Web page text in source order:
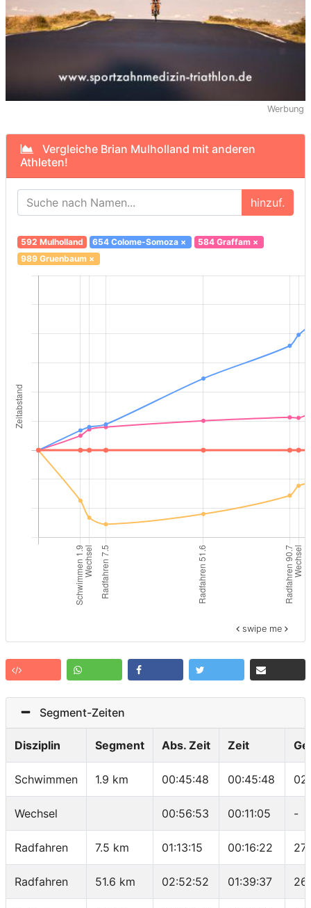
Werbung
Vergleiche Brian Mulholland mit anderen
Athleten!
hinzuf.
592 Mulholland 654 Colome-Somoza × 584 Graffam×
989 Gruenbaum×
swipe me
Segment-Zeiten
Disziplin Segment Abs. Zeit Zeit
Schwimmen 1.9 km 00:45:48 00:45:48
Wechsel 00:56:53 00:11:05 -
Radfahren 7.5 km 01:13:15 00:16:22
Radfahren 51.6 km 02:52:52 01:39:37